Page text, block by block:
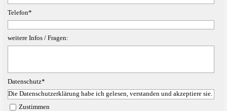
Telefon*
weitere Infos / Fragen:
Datenschutz*
Die Datenschutzerklärung habe ich gelesen, verstanden und akzeptiere sie.
Zustimmen